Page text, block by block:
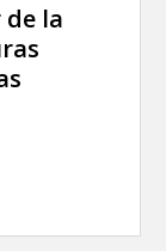
la